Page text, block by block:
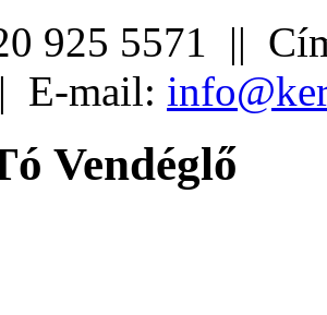
925 5571 ||
E-mail:
Vendéglő